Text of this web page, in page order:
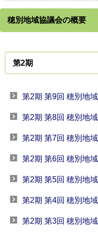
穂別地域協議会の概要
第2期
第2期 第9回 穂別地
第2期 第8回 穂別地
第2期 第7回 穂別地
第2期 第6回 穂別地
第2期 第5回 穂別地
第2期 第4回 穂別地
第2期 第3回 穂別地